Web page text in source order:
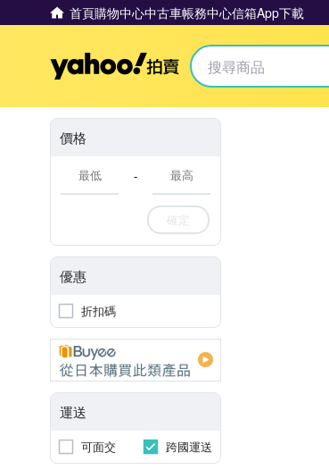
首頁購物中心中古車帳務中心信箱App下載
Yahoo拍賣
價格
-
確定
優惠
折扣碼
運送
可面交 跨國運送